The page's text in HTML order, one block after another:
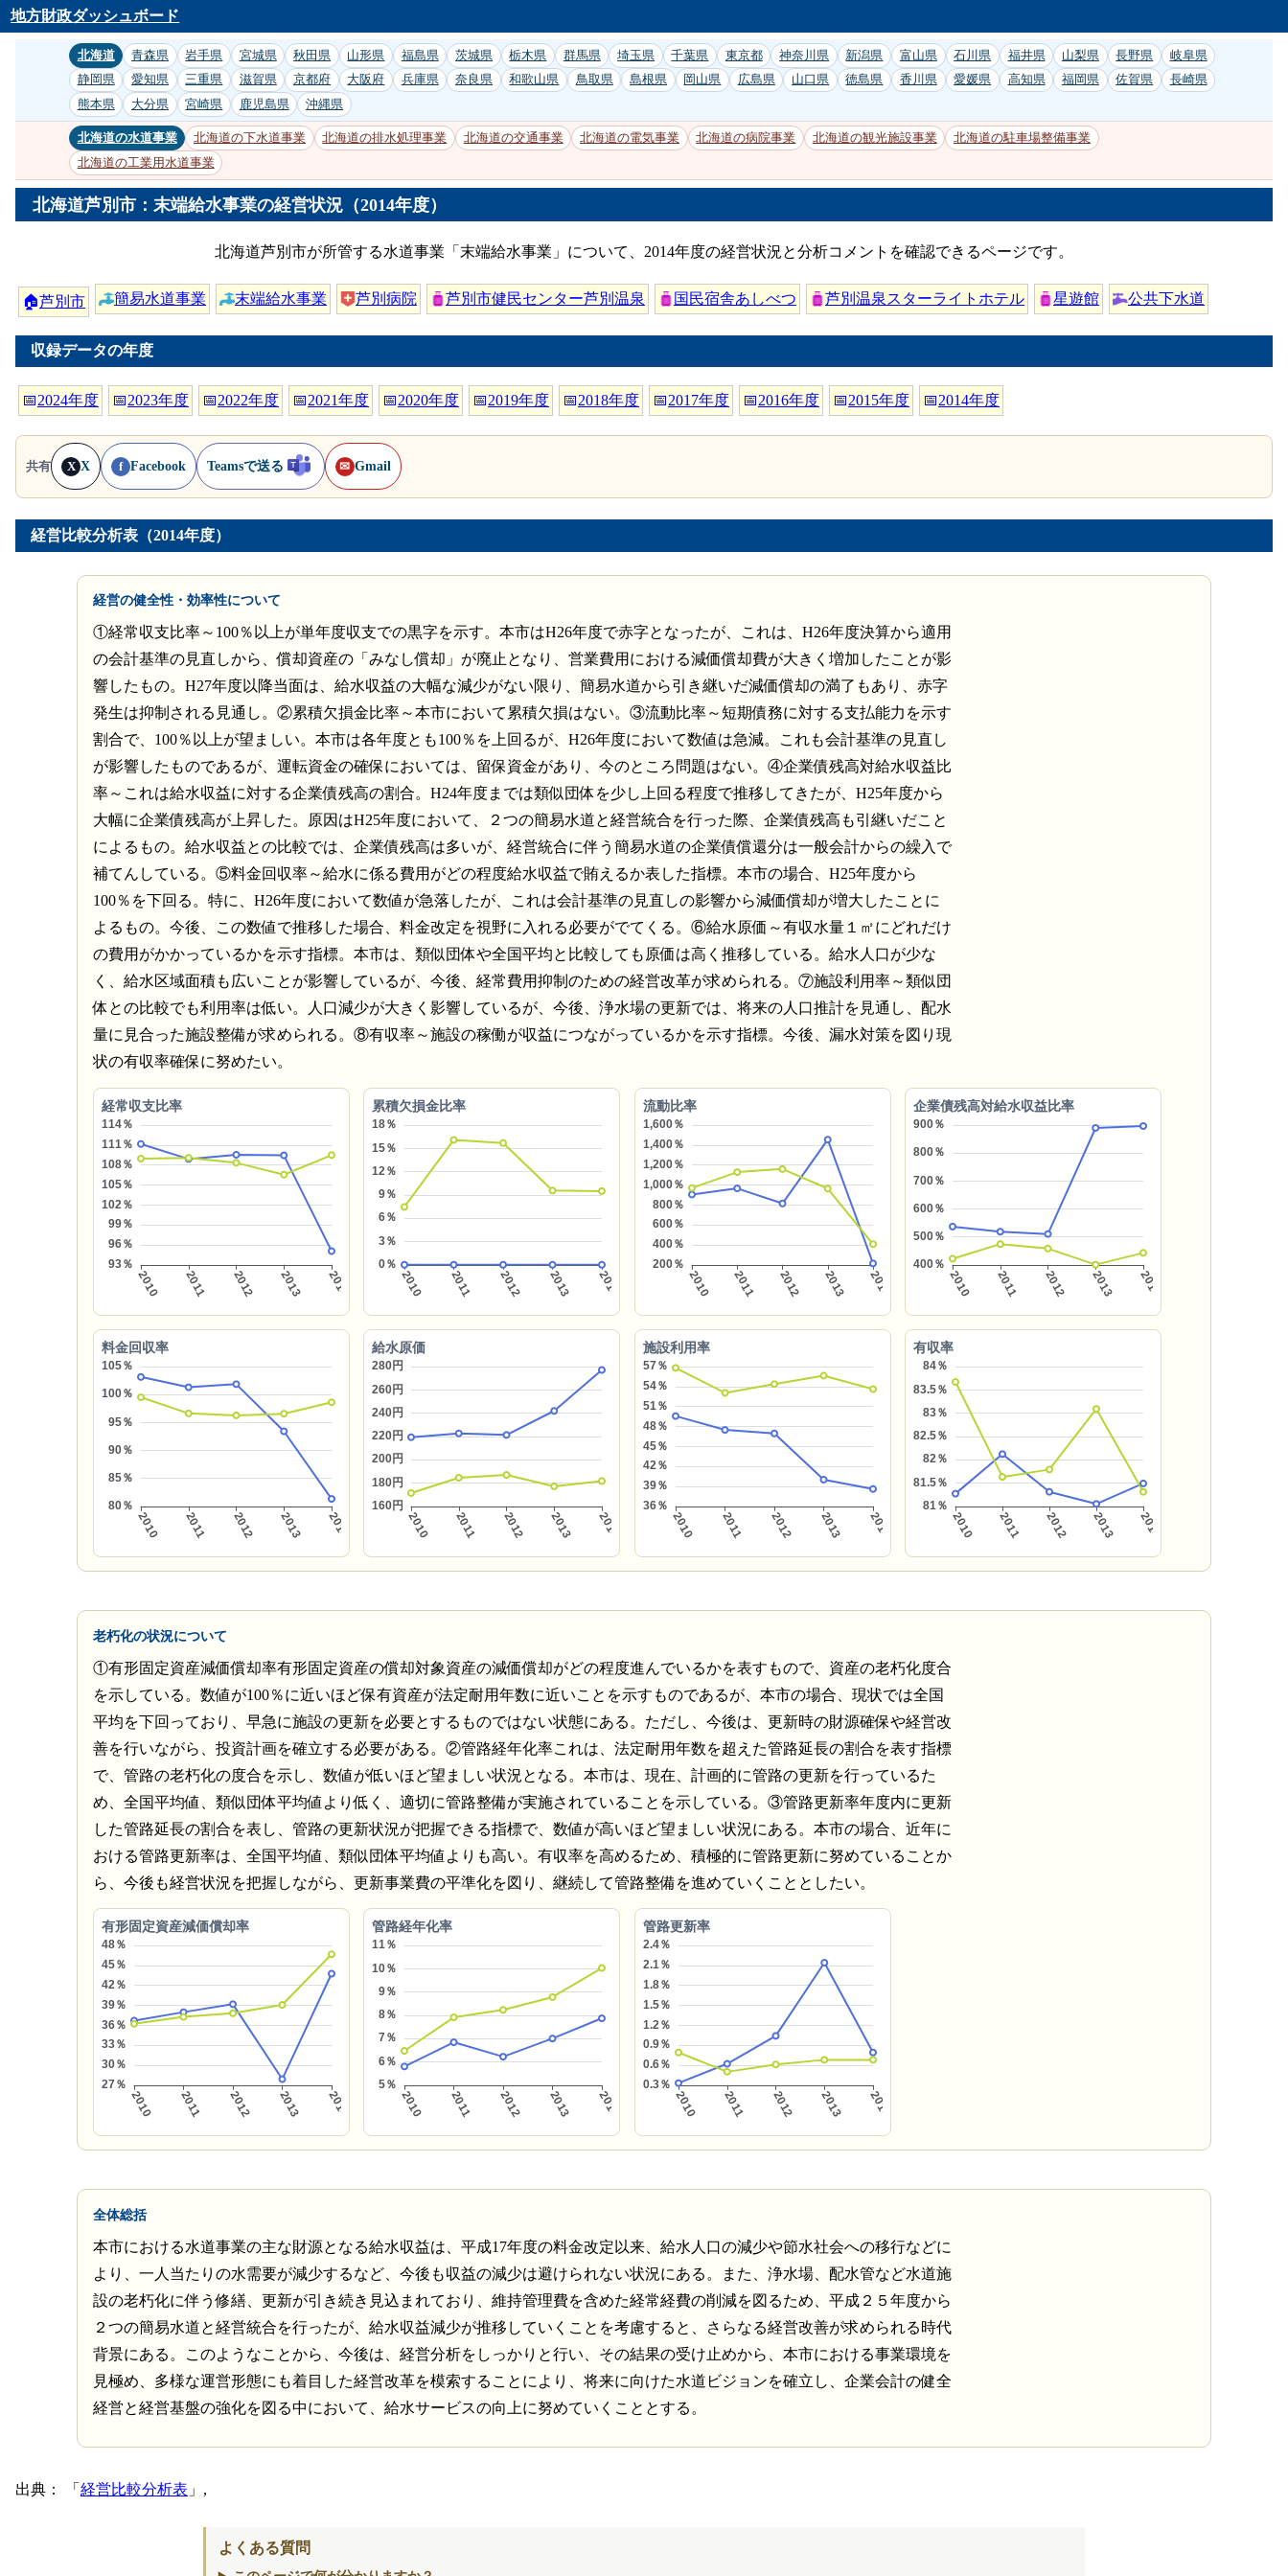
地方財政ダッシュボード
北海道 青森県 岩手県 宮城県 秋田県 山形県 福島県 茨城県 栃木県 群馬県 埼玉県 千葉県 東京都 神奈川県 新潟県 富山県 石川県 福井県 山梨県 長野県
岐阜県
静岡県
愛知県 三重県 滋賀県 京都府 大阪府 兵庫県 奈良県 和歌山県 鳥取県 島根県 岡山県 広島県 山口県 徳島県 香川県 愛媛県 高知県 福岡県 佐賀県
長崎県
熊本県
大分県 宮崎県 鹿児島県 沖縄県
北海道の水道事業 北海道の下水道事業 北海道の排水処理事業 北海道の交通事業 北海道の電気事業 北海道の病院事業 北海道の観光施設事業
北海道の駐車場整備事業
北海道の工業用水道事業
北海道芦別市：末端給水事業の経営状況（2014年度）
北海道芦別市が所管する水道事業「末端給水事業」について、2014年度の経営状況と分析コメントを確認できるページです。
🏠芦別市 簡易水道事業 末端給水事業 芦別病院 芦別市健民センター芦別温泉 国民宿舎あしべつ 芦別温泉スターライトホテル 星遊館 公共下水道
収録データの年度
📅2024年度 📅2023年度 📅2022年度 📅2021年度 📅2020年度 📅2019年度 📅2018年度 📅2017年度 📅2016年度 📅2015年度 📅2014年度
共有 X X f Facebook Teamsで送る ✉ Gmail
経営比較分析表（2014年度）
経営の健全性・効率性について
①経常収支比率～100％以上が単年度収支での黒字を示す。本市はH26年度で赤字となったが、これは、H26年度決算から適用
の会計基準の見直しから、償却資産の「みなし償却」が廃止となり、営業費用における減価償却費が大きく増加したことが影
響したもの。H27年度以降当面は、給水収益の大幅な減少がない限り、簡易水道から引き継いだ減価償却の満了もあり、赤字
発生は抑制される見通し。②累積欠損金比率～本市において累積欠損はない。③流動比率～短期債務に対する支払能力を示す
割合で、100％以上が望ましい。本市は各年度とも100％を上回るが、H26年度において数値は急減。これも会計基準の見直し
が影響したものであるが、運転資金の確保においては、留保資金があり、今のところ問題はない。④企業債残高対給水収益比
率～これは給水収益に対する企業債残高の割合。H24年度までは類似団体を少し上回る程度で推移してきたが、H25年度から
大幅に企業債残高が上昇した。原因はH25年度において、２つの簡易水道と経営統合を行った際、企業債残高も引継いだこと
によるもの。給水収益との比較では、企業債残高は多いが、経営統合に伴う簡易水道の企業債償還分は一般会計からの繰入で
補てんしている。⑤料金回収率～給水に係る費用がどの程度給水収益で賄えるか表した指標。本市の場合、H25年度から
100％を下回る。特に、H26年度において数値が急落したが、これは会計基準の見直しの影響から減価償却が増大したことに
よるもの。今後、この数値で推移した場合、料金改定を視野に入れる必要がでてくる。⑥給水原価～有収水量１㎡にどれだけ
の費用がかかっているかを示す指標。本市は、類似団体や全国平均と比較しても原価は高く推移している。給水人口が少な
く、給水区域面積も広いことが影響しているが、今後、経常費用抑制のための経営改革が求められる。⑦施設利用率～類似団
体との比較でも利用率は低い。人口減少が大きく影響しているが、今後、浄水場の更新では、将来の人口推計を見通し、配水
量に見合った施設整備が求められる。⑧有収率～施設の稼働が収益につながっているかを示す指標。今後、漏水対策を図り現
状の有収率確保に努めたい。
経常収支比率 累積欠損金比率 流動比率 企業債残高対給水収益比率
料金回収率 給水原価 施設利用率 有収率
老朽化の状況について
①有形固定資産減価償却率有形固定資産の償却対象資産の減価償却がどの程度進んでいるかを表すもので、資産の老朽化度合
を示している。数値が100％に近いほど保有資産が法定耐用年数に近いことを示すものであるが、本市の場合、現状では全国
平均を下回っており、早急に施設の更新を必要とするものではない状態にある。ただし、今後は、更新時の財源確保や経営改
善を行いながら、投資計画を確立する必要がある。②管路経年化率これは、法定耐用年数を超えた管路延長の割合を表す指標
で、管路の老朽化の度合を示し、数値が低いほど望ましい状況となる。本市は、現在、計画的に管路の更新を行っているた
め、全国平均値、類似団体平均値より低く、適切に管路整備が実施されていることを示している。③管路更新率年度内に更新
した管路延長の割合を表し、管路の更新状況が把握できる指標で、数値が高いほど望ましい状況にある。本市の場合、近年に
おける管路更新率は、全国平均値、類似団体平均値よりも高い。有収率を高めるため、積極的に管路更新に努めていることか
ら、今後も経営状況を把握しながら、更新事業費の平準化を図り、継続して管路整備を進めていくこととしたい。
有形固定資産減価償却率 管路経年化率 管路更新率
全体総括
本市における水道事業の主な財源となる給水収益は、平成17年度の料金改定以来、給水人口の減少や節水社会への移行などに
より、一人当たりの水需要が減少するなど、今後も収益の減少は避けられない状況にある。また、浄水場、配水管など水道施
設の老朽化に伴う修繕、更新が引き続き見込まれており、維持管理費を含めた経常経費の削減を図るため、平成２５年度から
２つの簡易水道と経営統合を行ったが、給水収益減少が推移していくことを考慮すると、さらなる経営改善が求められる時代
背景にある。このようなことから、今後は、経営分析をしっかりと行い、その結果の受け止めから、本市における事業環境を
見極め、多様な運営形態にも着目した経営改革を模索することにより、将来に向けた水道ビジョンを確立し、企業会計の健全
経営と経営基盤の強化を図る中において、給水サービスの向上に努めていくこととする。
出典： 経営比較分析表 ,
よくある質問